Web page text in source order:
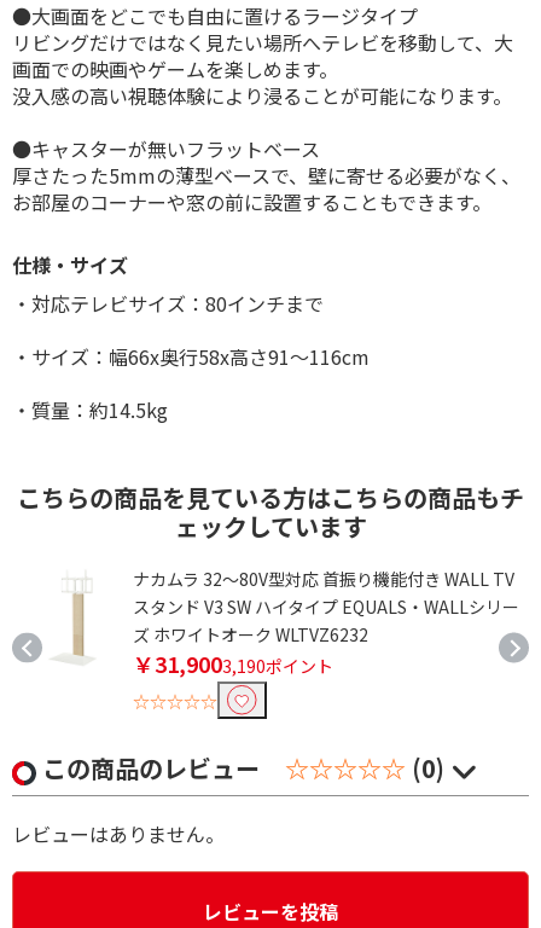
●大画面をどこでも自由に置けるラージタイプ
リビングだけではなく見たい場所へテレビを移動して、大
画面での映画やゲームを楽しめます。
没入感の高い視聴体験により浸ることが可能になります。
●キャスターが無いフラットベース
厚さたった5mmの薄型ベースで、壁に寄せる必要がなく、
お部屋のコーナーや窓の前に設置することもできます。
仕様・サイズ
・対応テレビサイズ：80インチまで
・サイズ：幅66x奥行58x高さ91〜116cm
・質量：約14.5kg
こちらの商品を見ている方はこちらの商品もチ
ェックしています
ナカムラ 32～80V型対応 首振り機能付き WALL TV
スタンド V3 SW ハイタイプ EQUALS・WALLシリー
ズ ホワイトオーク WLTVZ6232
￥31,9003,190ポイント
☆☆☆☆☆
この商品のレビュー ☆☆☆☆☆ (0)
レビューはありません。
レビューを投稿